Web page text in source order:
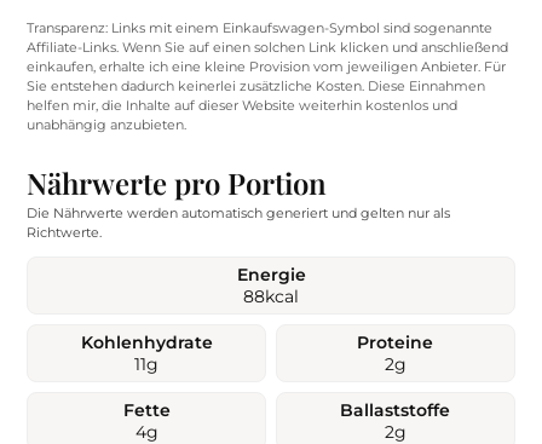
Transparenz: Links mit einem Einkaufswagen-Symbol sind sogenannte
Affiliate-Links. Wenn Sie auf einen solchen Link klicken und anschließend
einkaufen, erhalte ich eine kleine Provision vom jeweiligen Anbieter. Für
Sie entstehen dadurch keinerlei zusätzliche Kosten. Diese Einnahmen
helfen mir, die Inhalte auf dieser Website weiterhin kostenlos und
unabhängig anzubieten.
Nährwerte pro Portion
Die Nährwerte werden automatisch generiert und gelten nur als
Richtwerte.
Energie
88kcal
Kohlenhydrate
11g
Proteine
2g
Fette
4g
Ballaststoffe
2g